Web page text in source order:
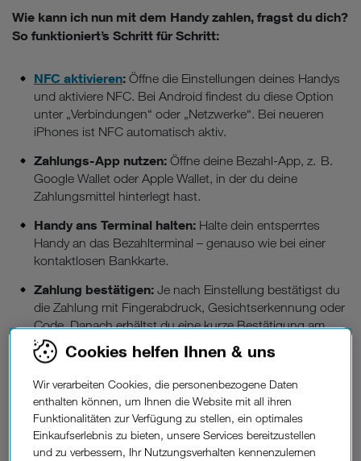
Wie kann ich nun mit dem Handy zahlen, fragst du dich?
So funktioniert’s Schritt für Schritt:
NFC aktivieren: Öffne die Einstellungen deines Handys
und aktiviere NFC. Bei Android findest du diese Option
unter „Verbindungen“ oder „Netzwerke“. Bei neueren
iPhones ist NFC automatisch aktiv.
Zahlungs-App nutzen: Öffne deine Bezahl-App, z. B.
Google Wallet oder Apple Wallet, in der du deine
Zahlungsmittel hinterlegt hast.
Handy ans Terminal halten: Halte dein entsperrtes
Handy an das Bezahlterminal – genauso wie bei einer
kontaktlosen Bankkarte.
Zahlung bestätigen: Je nach Einstellung bestätigst du
die Zahlung mit Fingerabdruck, Gesichtserkennung oder
Code. Danach erhältst du eine kurze Bestätigung am
Display.Cookies helfen Ihnen & uns
Wir verarbeiten Cookies, die personenbezogene Daten
enthalten können, um Ihnen die Website mit all ihren
Funktionalitäten zur Verfügung zu stellen, ein optimales
Einkaufserlebnis zu bieten, unsere Services bereitzustellen
und zu verbessern, Ihr Nutzungsverhalten kennenzulernen